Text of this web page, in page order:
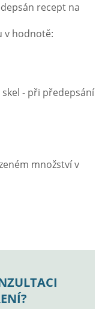
recept na
v hodnotě:
- při předepsání
množství v